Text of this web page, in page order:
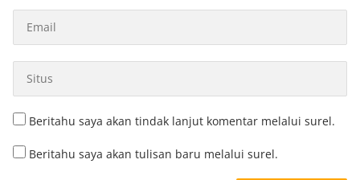
Beritahu saya akan tindak lanjut komentar melalui surel.
Beritahu saya akan tulisan baru melalui surel.